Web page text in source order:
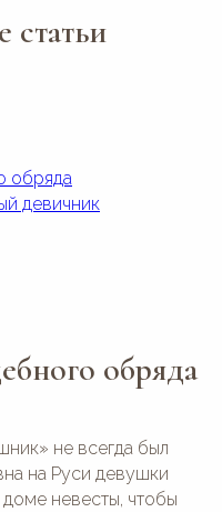
статьи
обряда
девичник
обряда
не всегда был
на Руси девушки
невесты, чтобы